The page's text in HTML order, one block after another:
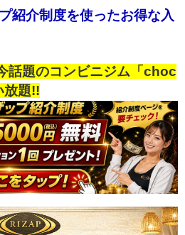
紹介制度を使ったお得な入
話題のコンビニジム「choc
放題!!